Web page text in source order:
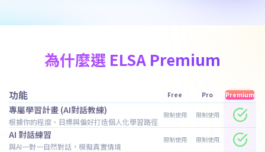
為什麼選 ELSA Premium
功能 Free Pro Premium
專屬學習計畫 (AI對話教練)
根據你的程度、目標與偏好打造個人化學習路徑
限制使用 限制使用
AI 對話練習
與AI一對一自然對話，模擬真實情境
限制使用 限制使用